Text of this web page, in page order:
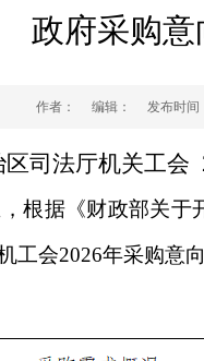
政府采购意
作者： 编辑： 发布时间
司法厅机关工会
根据《财政部关于
工会2026年采购意